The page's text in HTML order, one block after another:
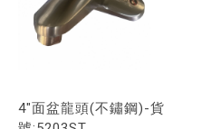
4"面盆龍頭(不鏽鋼)-貨